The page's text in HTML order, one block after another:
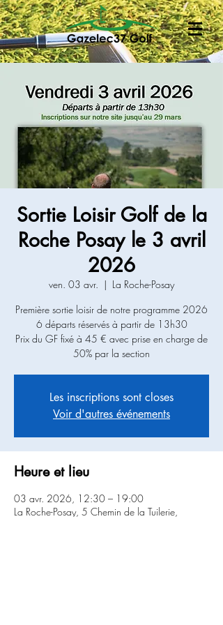
Sortie Loisir Golf de la
Roche Posay le 3 avril
2026
ven. 03 avr.
  |
La Roche-Posay
Première sortie loisir de notre programme 2026
6 départs réservés à partir de 13h30
Prix du GF fixé à 45 € avec prise en charge de
50% par la section
Les inscriptions sont closes
Voir d'autres événements
Heure et lieu
03 avr. 2026, 12:30 – 19:00
La Roche-Posay, 5 Chemin de la Tuilerie,